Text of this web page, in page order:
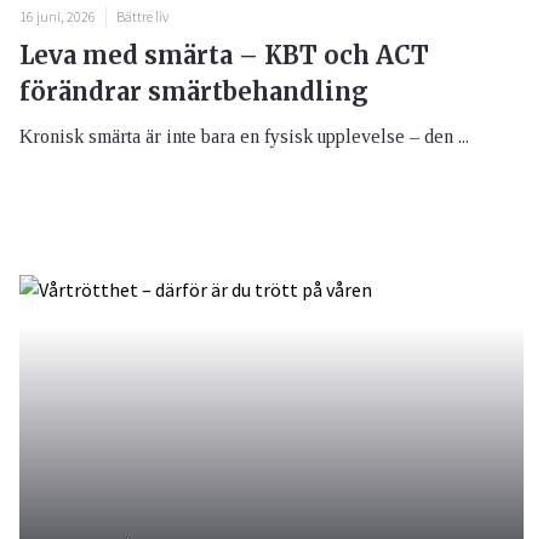
16 juni, 2026 Bättre liv
Leva med smärta – KBT och ACT
förändrar smärtbehandling
Kronisk smärta är inte bara en fysisk upplevelse – den ...